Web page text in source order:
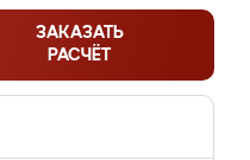
ЗАКАЗАТЬ
РАСЧЁТ